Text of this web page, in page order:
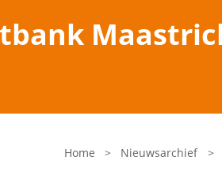
Home > Nieuwsarchief >